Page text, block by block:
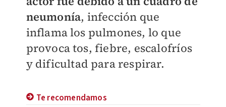
neumonía, infección que
inflama los pulmones, lo que
provoca tos, fiebre, escalofríos
y dificultad para respirar.
Te recomendamos